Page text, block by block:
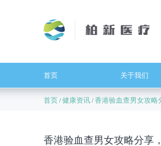
首页 关于我们
首页 /健康资讯 /香港验血查男女攻略
香港验血查男女攻略分享